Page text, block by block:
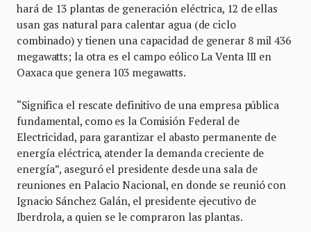
hará de 13 plantas de generación eléctrica, 12 de ellas
usan gas natural para calentar agua (de ciclo
combinado) y tienen una capacidad de generar 8 mil 436
megawatts; la otra es el campo eólico La Venta III en
Oaxaca que genera 103 megawatts.
“Significa el rescate definitivo de una empresa pública
fundamental, como es la Comisión Federal de
Electricidad, para garantizar el abasto permanente de
energía eléctrica, atender la demanda creciente de
energía”, aseguró el presidente desde una sala de
reuniones en Palacio Nacional, en donde se reunió con
Ignacio Sánchez Galán, el presidente ejecutivo de
Iberdrola, a quien se le compraron las plantas.